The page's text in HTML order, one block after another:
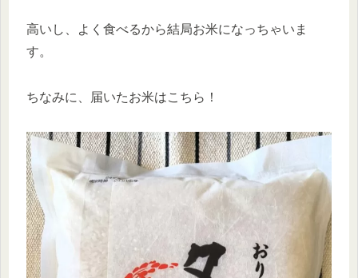
高いし、よく食べるから結局お米になっちゃいま
す。
ちなみに、届いたお米はこちら！